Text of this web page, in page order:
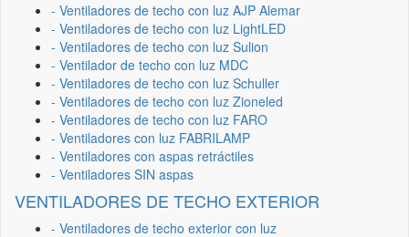
- Ventiladores de techo con luz AJP Alemar
- Ventiladores de techo con luz LightLED
- Ventiladores de techo con luz Sulion
- Ventilador de techo con luz MDC
- Ventiladores de techo con luz Schuller
- Ventiladores de techo con luz Zioneled
- Ventiladores de techo con luz FARO
- Ventiladores con luz FABRILAMP
- Ventiladores con aspas retráctiles
- Ventiladores SIN aspas
VENTILADORES DE TECHO EXTERIOR
- Ventiladores de techo exterior con luz